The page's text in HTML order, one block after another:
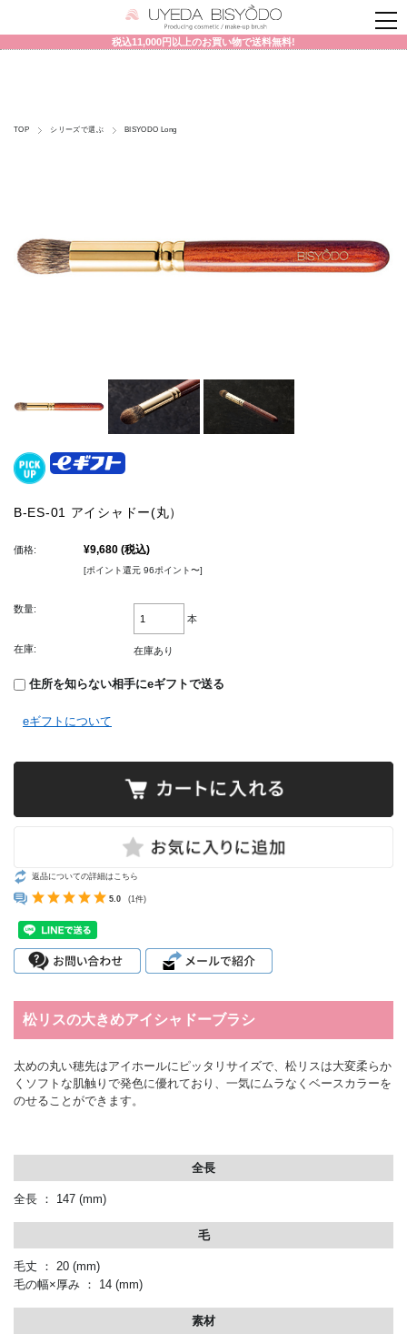
税込11,000円以上のお買い物で送料無料!
TOP シリーズで選ぶ BISYODO Long
B-ES-01 アイシャドー(丸）
価格: ¥9,680 (税込)
[ポイント還元 96ポイント〜]
数量:
本
在庫: 在庫あり
住所を知らない相手にeギフトで送る
eギフトについて
返品についての詳細はこちら
5.0 (1件)
松リスの大きめアイシャドーブラシ
太めの丸い穂先はアイホールにピッタリサイズで、松リスは大変柔らか
くソフトな肌触りで発色に優れており、一気にムラなくベースカラーを
のせることができます。
全長
全長 ： 147 (mm)
毛
毛丈 ： 20 (mm)
毛の幅×厚み ： 14 (mm)
素材